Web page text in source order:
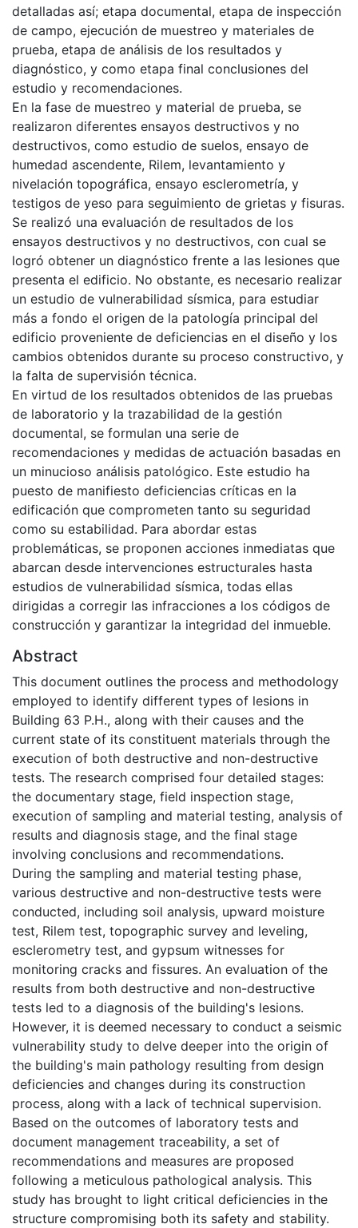
detalladas así; etapa documental, etapa de inspección
de campo, ejecución de muestreo y materiales de
prueba, etapa de análisis de los resultados y
diagnóstico, y como etapa final conclusiones del
estudio y recomendaciones.
En la fase de muestreo y material de prueba, se
realizaron diferentes ensayos destructivos y no
destructivos, como estudio de suelos, ensayo de
humedad ascendente, Rilem, levantamiento y
nivelación topográfica, ensayo esclerometría, y
testigos de yeso para seguimiento de grietas y fisuras.
Se realizó una evaluación de resultados de los
ensayos destructivos y no destructivos, con cual se
logró obtener un diagnóstico frente a las lesiones que
presenta el edificio. No obstante, es necesario realizar
un estudio de vulnerabilidad sísmica, para estudiar
más a fondo el origen de la patología principal del
edificio proveniente de deficiencias en el diseño y los
cambios obtenidos durante su proceso constructivo, y
la falta de supervisión técnica.
En virtud de los resultados obtenidos de las pruebas
de laboratorio y la trazabilidad de la gestión
documental, se formulan una serie de
recomendaciones y medidas de actuación basadas en
un minucioso análisis patológico. Este estudio ha
puesto de manifiesto deficiencias críticas en la
edificación que comprometen tanto su seguridad
como su estabilidad. Para abordar estas
problemáticas, se proponen acciones inmediatas que
abarcan desde intervenciones estructurales hasta
estudios de vulnerabilidad sísmica, todas ellas
dirigidas a corregir las infracciones a los códigos de
construcción y garantizar la integridad del inmueble.
Abstract
This document outlines the process and methodology
employed to identify different types of lesions in
Building 63 P.H., along with their causes and the
current state of its constituent materials through the
execution of both destructive and non-destructive
tests. The research comprised four detailed stages:
the documentary stage, field inspection stage,
execution of sampling and material testing, analysis of
results and diagnosis stage, and the final stage
involving conclusions and recommendations.
During the sampling and material testing phase,
various destructive and non-destructive tests were
conducted, including soil analysis, upward moisture
test, Rilem test, topographic survey and leveling,
esclerometry test, and gypsum witnesses for
monitoring cracks and fissures. An evaluation of the
results from both destructive and non-destructive
tests led to a diagnosis of the building's lesions.
However, it is deemed necessary to conduct a seismic
vulnerability study to delve deeper into the origin of
the building's main pathology resulting from design
deficiencies and changes during its construction
process, along with a lack of technical supervision.
Based on the outcomes of laboratory tests and
document management traceability, a set of
recommendations and measures are proposed
following a meticulous pathological analysis. This
study has brought to light critical deficiencies in the
structure compromising both its safety and stability.